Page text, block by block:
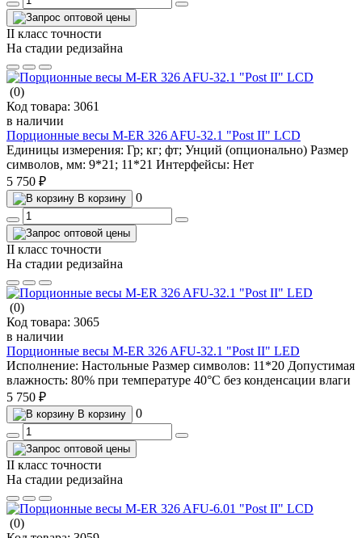
II класс точности
На стадии редизайна
(0)
Код товара: 3061
в наличии
Порционные весы M-ER 326 AFU-32.1 "Post II" LCD
Единицы измерения: Гр; кг; фт; Унций (опционально) Размер
символов, мм: 9*21; 11*21 Интерфейсы: Нет
5 750 ₽
В корзину 0
II класс точности
На стадии редизайна
(0)
Код товара: 3065
в наличии
Порционные весы M-ER 326 AFU-32.1 "Post II" LED
Исполнение: Настольные Размер символов: 11*20 Допустимая
влажность: 80% при температуре 40°С без конденсации влаги
5 750 ₽
В корзину 0
II класс точности
На стадии редизайна
(0)